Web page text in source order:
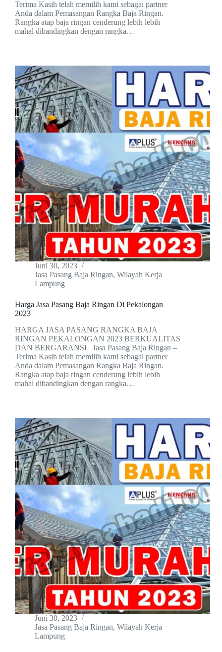
Terima Kasih telah memilih kami sebagai partner
Anda dalam Pemasangan Rangka Baja Ringan.
Rangka atap baja ringan cenderung lebih lebih
mahal dibandingkan dengan rangka…
Juni 30, 2023
Jasa Pasang Baja Ringan, Wilayah Kerja
Lampung
Harga Jasa Pasang Baja Ringan Di Pekalongan
2023
HARGA JASA PASANG RANGKA BAJA
RINGAN PEKALONGAN 2023 BERKUALITAS
DAN BERGARANSI Jasa Pasang Baja Ringan –
Terima Kasih telah memilih kami sebagai partner
Anda dalam Pemasangan Rangka Baja Ringan.
Rangka atap baja ringan cenderung lebih lebih
mahal dibandingkan dengan rangka…
Juni 30, 2023
Jasa Pasang Baja Ringan, Wilayah Kerja
Lampung